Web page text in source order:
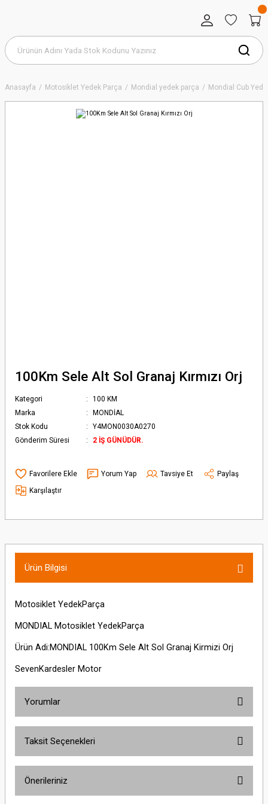
Anasayfa Motosiklet Yedek Parça Mondial yedek parça Mondial Cub
100Km Sele Alt Sol Granaj Kırmızı Orj
Kategori
100 KM
Marka
MONDİAL
Stok Kodu
Y4MON0030A0270
Gönderim Süresi
2 İŞ GÜNÜDÜR.
Yorum Yap Tavsiye Et
Paylaş
Karşılaştır
Ürün Bilgisi
Motosiklet YedekParça
MONDIAL Motosiklet YedekParça
Ürün Adi:MONDIAL 100Km Sele Alt Sol Granaj Kirmizi Orj
SevenKardesler Motor
Yorumlar
Taksit Seçenekleri
Önerileriniz